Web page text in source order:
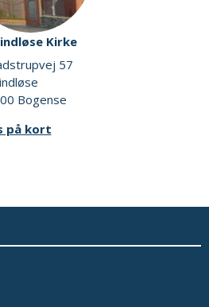
Kirke
57
Bogense
på kort